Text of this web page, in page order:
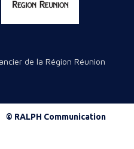
de la Région Réunion
© RALPH Communication